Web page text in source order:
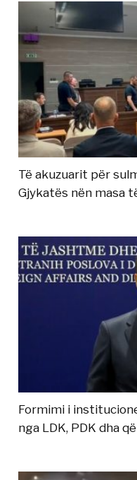
Të akuzuarit për
Gjykatës nën masa
Formimi i
nga LDK, PDK dha